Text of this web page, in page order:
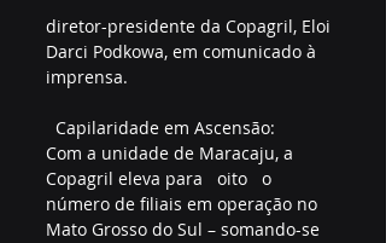
diretor-presidente da Copagril, Eloi
Darci Podkowa, em comunicado à
imprensa.
  Capilaridade em Ascensão:
Com a unidade de Maracaju, a
Copagril eleva para   oito   o
número de filiais em operação no
Mato Grosso do Sul – somando-se